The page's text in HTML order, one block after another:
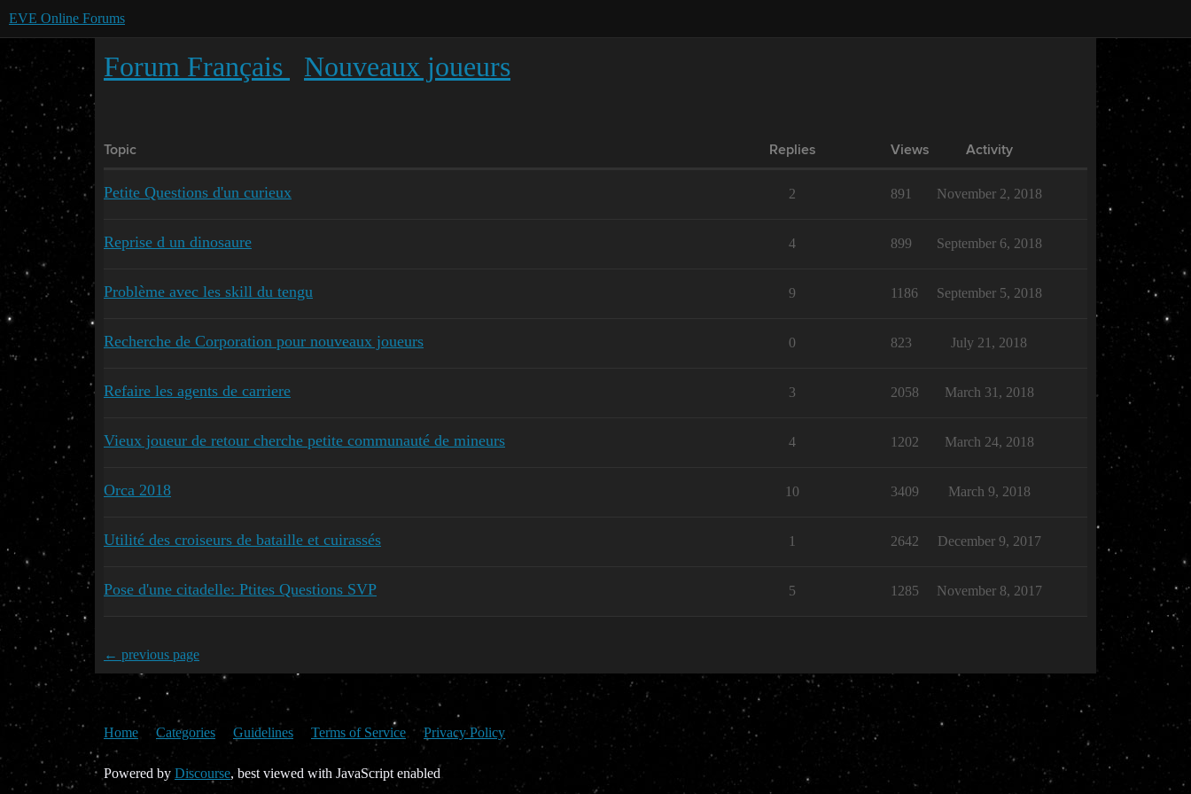
EVE Online Forums
Forum Français Nouveaux joueurs
Topic Replies Views Activity
Petite Questions d'un curieux 2 891 November 2, 2018
Reprise d un dinosaure 4 899 September 6, 2018
Problème avec les skill du tengu 9 1186 September 5, 2018
Recherche de Corporation pour nouveaux joueurs 0 823 July 21, 2018
Refaire les agents de carriere 3 2058 March 31, 2018
Vieux joueur de retour cherche petite communauté de mineurs 4 1202 March 24, 2018
Orca 2018 10 3409 March 9, 2018
Utilité des croiseurs de bataille et cuirassés 1 2642 December 9, 2017
Pose d'une citadelle: Ptites Questions SVP 5 1285 November 8, 2017
← previous page
Home Categories Guidelines Terms of Service Privacy Policy
Powered by Discourse, best viewed with JavaScript enabled